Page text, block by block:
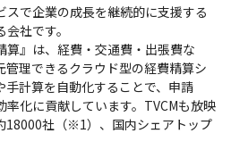
で企業の成長を継続的に支援する
社です。
』は、経費・交通費・出張費な
管理できるクラウド型の経費精算シ
手計算を自動化することで、申請
化に貢献しています。TVCMも放映
18000社（※1）、国内シェアトップ